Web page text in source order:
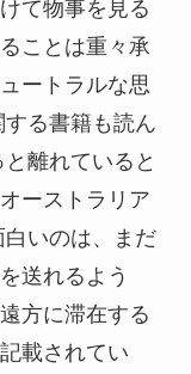
て物事を見る
ことは重々承
ートラルな思
る書籍も読ん
離れていると
ーストラリア
いのは、まだ
送れるよう
方に滞在する
載されてい